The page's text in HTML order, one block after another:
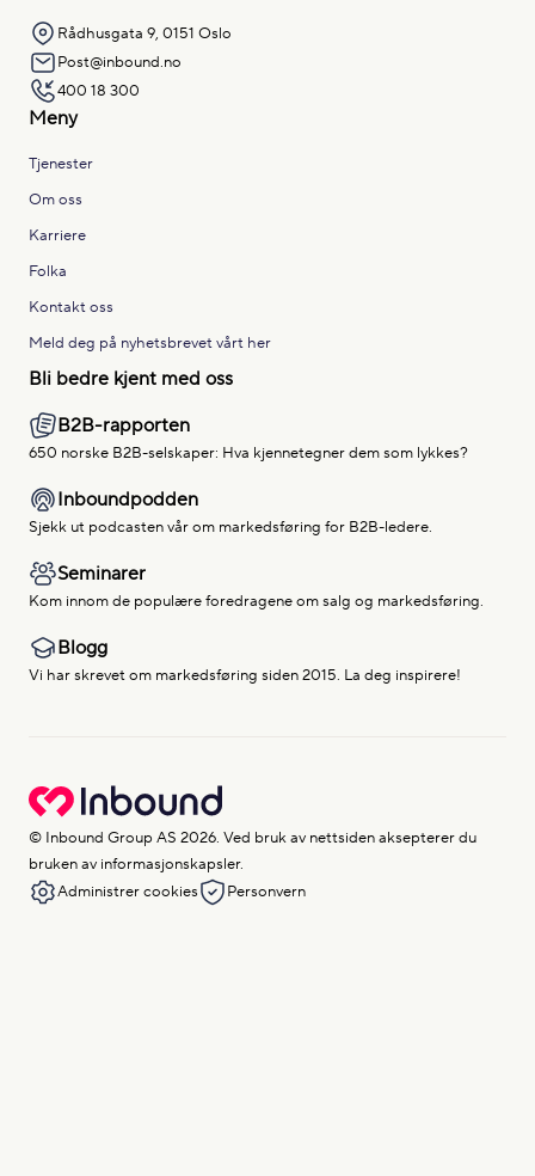
Rådhusgata 9, 0151 Oslo
Post@inbound.no
400 18 300
Meny
Tjenester
Om oss
Karriere
Folka
Kontakt oss
Meld deg på nyhetsbrevet vårt her
Bli bedre kjent med oss
B2B-rapporten
650 norske B2B-selskaper: Hva kjennetegner dem som lykkes?
Inboundpodden
Sjekk ut podcasten vår om markedsføring for B2B-ledere.
Seminarer
Kom innom de populære foredragene om salg og markedsføring.
Blogg
Vi har skrevet om markedsføring siden 2015. La deg inspirere!
© Inbound Group AS 2026. Ved bruk av nettsiden aksepterer du
bruken av informasjonskapsler.
Administrer cookies
Personvern